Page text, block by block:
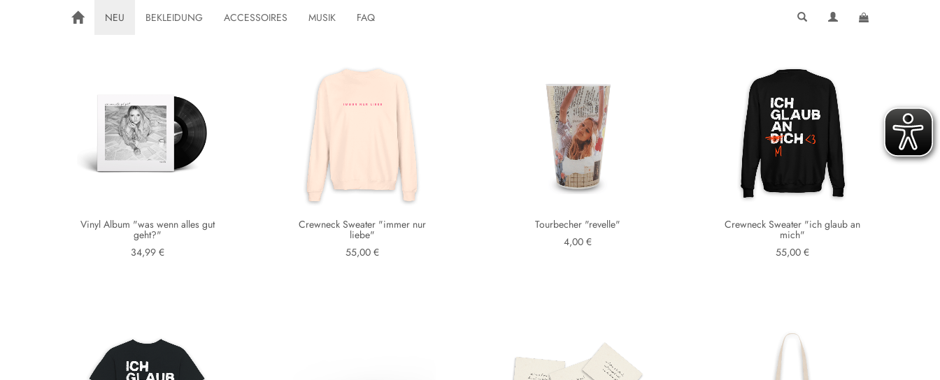
NEU BEKLEIDUNG ACCESSOIRES MUSIK FAQ
Vinyl Album "was wenn alles gut
geht?"
34,99 €
Crewneck Sweater "immer nur
liebe"
55,00 €
Tourbecher "revelle"
4,00 €
Crewneck Sweater "ich glaub an
mich"
55,00 €